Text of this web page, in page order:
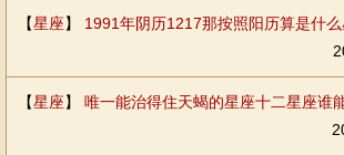
【星座】 1991年阴历1217那按照阳历算是什么
【星座】 唯一能治得住天蝎的星座十二星座谁